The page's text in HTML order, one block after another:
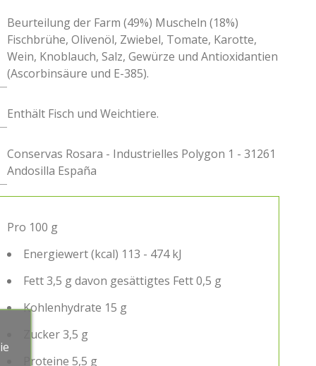
Beurteilung der Farm (49%) Muscheln (18%)
Fischbrühe, Olivenöl, Zwiebel, Tomate, Karotte,
Wein, Knoblauch, Salz, Gewürze und Antioxidantien
(Ascorbinsäure und E-385).
Enthält Fisch und Weichtiere.
Conservas Rosara - Industrielles Polygon 1 - 31261
Andosilla España
Pro 100 g
Energiewert (kcal) 113 - 474 kJ
Fett 3,5 g davon gesättigtes Fett 0,5 g
Kohlenhydrate 15 g
Zucker 3,5 g
Proteine ​​5,5 g